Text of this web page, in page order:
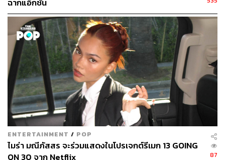
ผ่านแอปพลิเคชันต่างๆ ที่คุณสะดวกหรือใช้งานอยู่แล้วได้เลย
TAGS: Netflix ภาพยนตร์ Hollywood
Video Streaming
อุตสาหกรรมสื่อ
ธุรกิจภาพยนตร์
สตรีมมิง
Hollywood Strikes
ฉากแอ็กชัน
ENTERTAINMENT / POP
ไมร่า มณีภัสสร จะร่วมแสดงในโปรเจกต์รีเมก 13 GOING
ON 30 จาก Netflix
87